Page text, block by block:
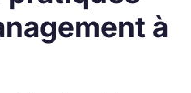
à